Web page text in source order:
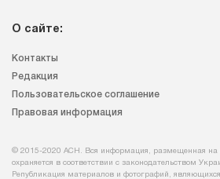
О сайте:
Контакты
Редакция
Пользовательское соглашение
Правовая информация
© 2015-2020 АСН. Вся информация, размещенная на
охраняется в соответствии с законодательством
Републикация материалов и фотографий,